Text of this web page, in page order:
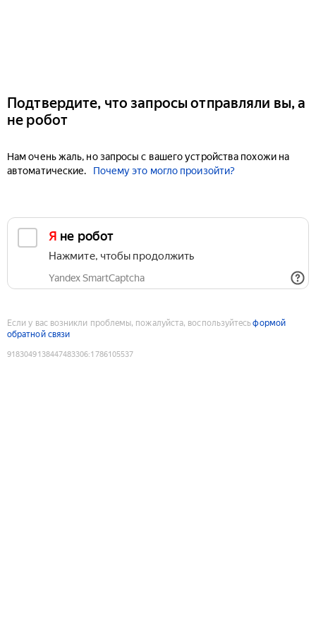
Подтвердите, что запросы отправляли вы, а
не робот
Нам очень жаль, но запросы с вашего устройства похожи на
автоматические.
Почему это могло произойти?
Я не робот
Нажмите, чтобы продолжить
Yandex SmartCaptcha
Если у вас возникли проблемы, пожалуйста, воспользуйтесьформой
обратной связи
9183049138447483306:1786105537